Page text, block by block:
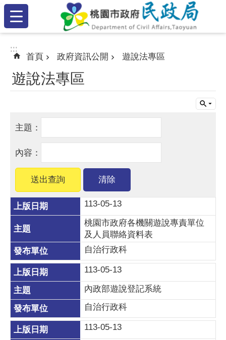
跳到主要內容區塊
:::
:::
:::
首頁 政府資訊公開 遊說法專區
遊說法專區
113-05-13
桃園市政府各機關遊說專責單位
及人員聯絡資料表
自治行政科
113-05-13
內政部遊說登記系統
自治行政科
113-05-13